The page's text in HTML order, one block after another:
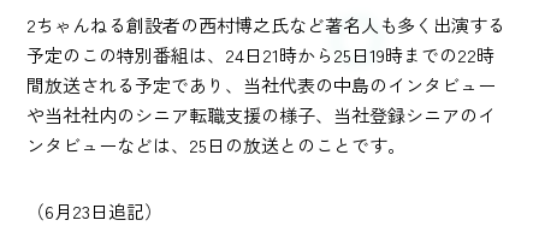
2ちゃんねる創設者の西村博之氏など著名人も多く出演する
予定のこの特別番組は、24日21時から25日19時までの22時
間放送される予定であり、当社代表の中島のインタビュー
や当社社内のシニア転職支援の様子、当社登録シニアのイ
ンタビューなどは、25日の放送とのことです。
（6月23日追記）